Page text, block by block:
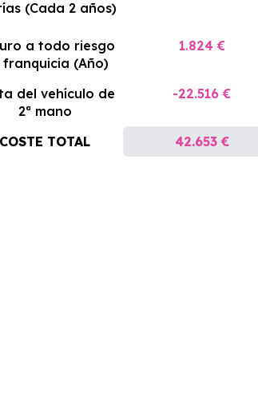
(Cada 2 años)
a todo riesgo
franquicia (Año)
1.824 €
del vehículo de
2ª mano
-22.516 €
COSTE TOTAL 42.653 €